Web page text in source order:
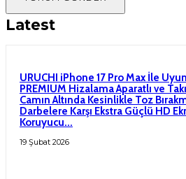
Latest
URUCHI iPhone 17 Pro Max İle
PREMIUM Hizalama Aparatlı ve
Camın Altında Kesinlikle Toz
Darbelere Karşı Ekstra Güçlü HD
Koruyucu...
19 Şubat 2026